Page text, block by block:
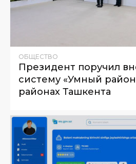
ОБЩЕСТВО
Президент поручил
систему «Умный
районах Ташкента